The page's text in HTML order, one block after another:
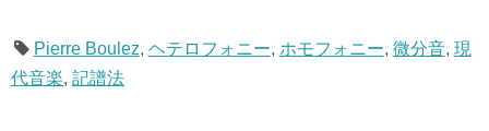
Pierre Boulez, ヘテロフォニー, ホモフォニー, 微分音, 現
代音楽, 記譜法